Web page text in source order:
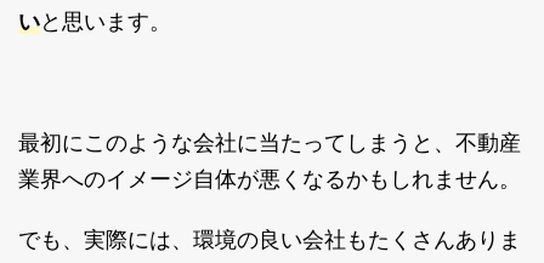
いと思います。
最初にこのような会社に当たってしまうと、不動産
業界へのイメージ自体が悪くなるかもしれません。
でも、実際には、環境の良い会社もたくさんありま